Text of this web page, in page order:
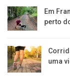
Em
perto
uma